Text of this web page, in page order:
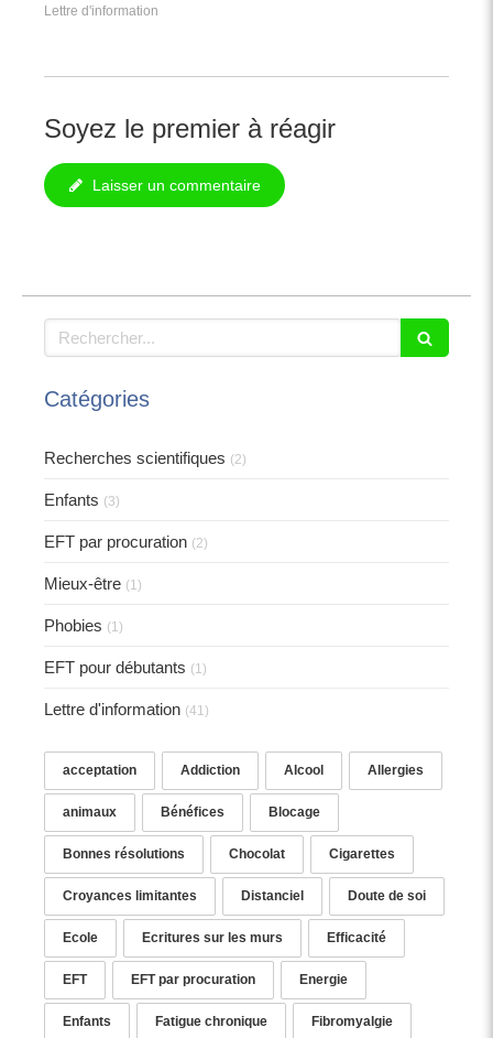
Lettre d'information
Soyez le premier à réagir
Laisser un commentaire
Rechercher
Catégories
Recherches scientifiques (2)
Enfants (3)
EFT par procuration (2)
Mieux-être (1)
Phobies (1)
EFT pour débutants (1)
Lettre d'information (41)
acceptation Addiction Alcool Allergies
animaux Bénéfices Blocage
Bonnes résolutions Chocolat Cigarettes
Croyances limitantes Distanciel Doute de soi
Ecole Ecritures sur les murs Efficacité
EFT EFT par procuration Energie
Enfants Fatigue chronique Fibromyalgie